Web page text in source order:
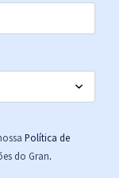
Política de
do Gran.